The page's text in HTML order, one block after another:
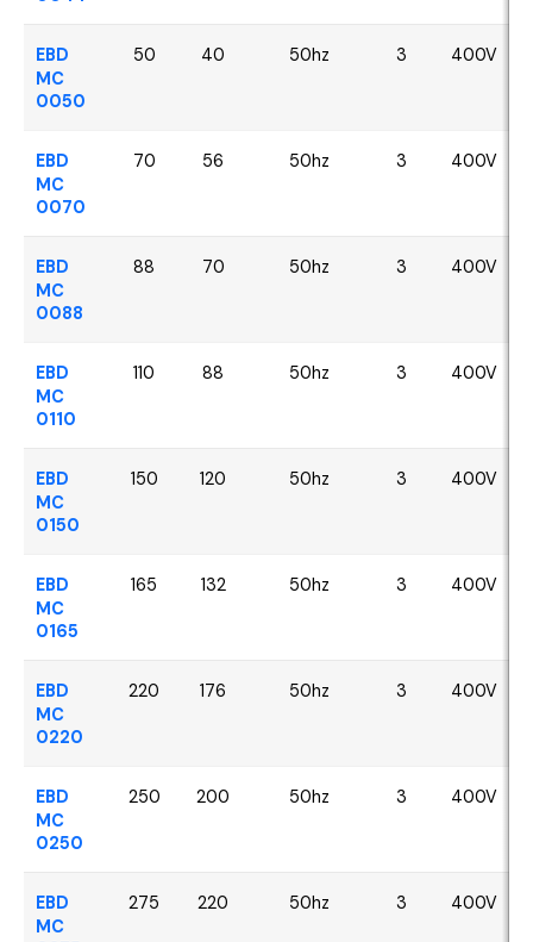
EBD
MC
0050
50 40 50hz 3 400V
EBD
MC
0070
70 56 50hz 3 400V
EBD
MC
0088
88 70 50hz 3 400V
EBD
MC
0110
110 88 50hz 3 400V
EBD
MC
0150
150 120 50hz 3 400V
EBD
MC
0165
165 132 50hz 3 400V
EBD
MC
0220
220 176 50hz 3 400V
EBD
MC
0250
250 200 50hz 3 400V
EBD
MC
275 220 50hz 3 400V